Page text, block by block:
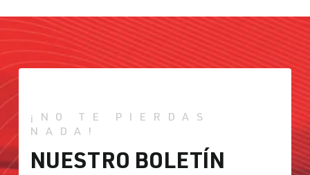
¡NO TE PIERDAS
NADA!
NUESTRO BOLETÍN